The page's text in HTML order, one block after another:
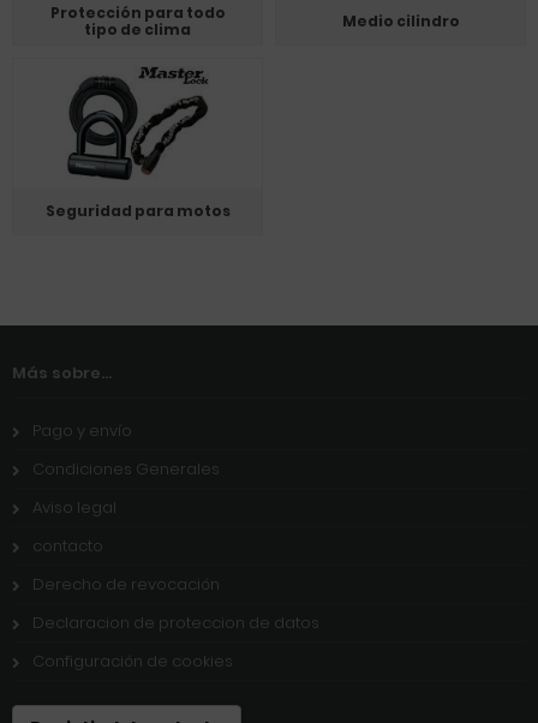
Protección para todo
tipo de clima
Medio cilindro
Seguridad para motos
Más sobre...
Pago y envío
Condiciones Generales
Aviso legal
contacto
Derecho de revocación
Declaracion de proteccion de datos
Configuración de cookies